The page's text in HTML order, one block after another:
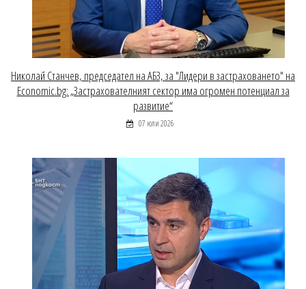
Николай Станчев, председател на АБЗ, за "Лидери в застраховането" на
Economic.bg: „Застрахователният сектор има огромен потенциал за
развитие“
07 юли 2026